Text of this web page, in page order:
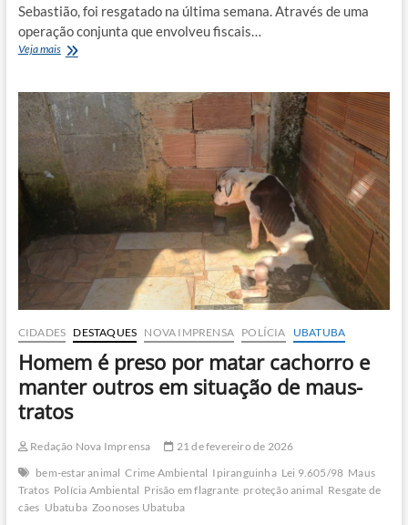
Sebastião, foi resgatado na última semana. Através de uma
operação conjunta que envolveu fiscais…
Veja maisCão
sem
água
e
comida
em
São
Sebastião
processados
CIDADES DESTAQUES NOVA IMPRENSA POLÍCIA UBATUBA
Homem é preso por matar cachorro e
manter outros em situação de maus-
tratos
Redação Nova Imprensa
21 de fevereiro de 2026
bem-estar animal Crime Ambiental Ipiranguinha Lei 9.605/98 Maus
Tratos Polícia Ambiental Prisão em flagrante proteção animal Resgate de
cães Ubatuba Zoonoses Ubatuba